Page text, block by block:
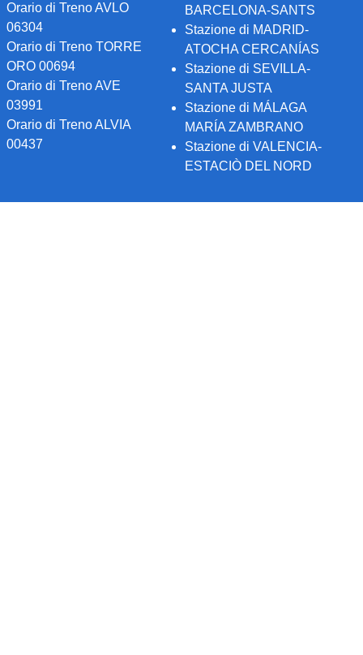
Orario di Treno AVLO
06304
Orario di Treno TORRE
ORO 00694
Orario di Treno AVE
03991
Orario di Treno ALVIA
00437
BARCELONA-SANTS
Stazione di MADRID-
ATOCHA CERCANÍAS
Stazione di SEVILLA-
SANTA JUSTA
Stazione di MÁLAGA
MARÍA ZAMBRANO
Stazione di VALENCIA-
ESTACIÒ DEL NORD